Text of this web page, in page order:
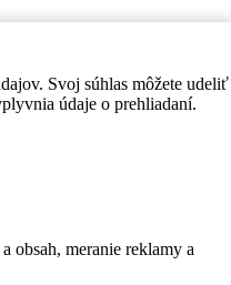
Svoj súhlas môžete udeliť
údaje o prehliadaní.
obsah, meranie reklamy a